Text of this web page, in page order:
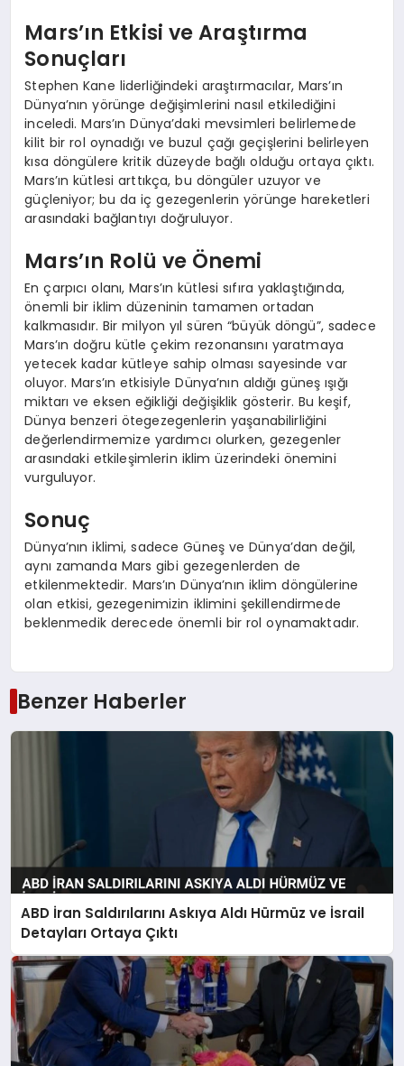
Mars’ın Etkisi ve Araştırma
Sonuçları
Stephen Kane liderliğindeki araştırmacılar, Mars’ın
Dünya’nın yörünge değişimlerini nasıl etkilediğini
inceledi. Mars’ın Dünya’daki mevsimleri belirlemede
kilit bir rol oynadığı ve buzul çağı geçişlerini belirleyen
kısa döngülere kritik düzeyde bağlı olduğu ortaya çıktı.
Mars’ın kütlesi arttıkça, bu döngüler uzuyor ve
güçleniyor; bu da iç gezegenlerin yörünge hareketleri
arasındaki bağlantıyı doğruluyor.
Mars’ın Rolü ve Önemi
En çarpıcı olanı, Mars’ın kütlesi sıfıra yaklaştığında,
önemli bir iklim düzeninin tamamen ortadan
kalkmasıdır. Bir milyon yıl süren “büyük döngü”, sadece
Mars’ın doğru kütle çekim rezonansını yaratmaya
yetecek kadar kütleye sahip olması sayesinde var
oluyor. Mars’ın etkisiyle Dünya’nın aldığı güneş ışığı
miktarı ve eksen eğikliği değişiklik gösterir. Bu keşif,
Dünya benzeri ötegezegenlerin yaşanabilirliğini
değerlendirmemize yardımcı olurken, gezegenler
arasındaki etkileşimlerin iklim üzerindeki önemini
vurguluyor.
Sonuç
Dünya’nın iklimi, sadece Güneş ve Dünya’dan değil,
aynı zamanda Mars gibi gezegenlerden de
etkilenmektedir. Mars’ın Dünya’nın iklim döngülerine
olan etkisi, gezegenimizin iklimini şekillendirmede
beklenmedik derecede önemli bir rol oynamaktadır.
Benzer Haberler
ABD İran Saldırılarını Askıya Aldı Hürmüz ve İsrail
Detayları Ortaya Çıktı